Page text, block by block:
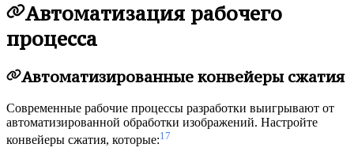
Автоматизация рабочего
процесса
Автоматизированные конвейеры сжатия
Современные рабочие процессы разработки выигрывают от
автоматизированной обработки изображений. Настройте
конвейеры сжатия, которые:17